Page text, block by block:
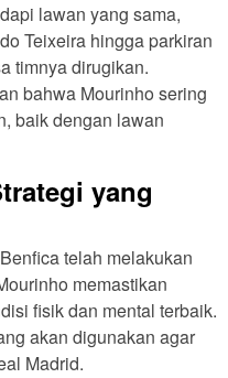
lawan yang sama,
Teixeira hingga parkiran
timnya dirugikan.
bahwa Mourinho sering
baik dengan lawan
yang
telah melakukan
memastikan
fisik dan mental terbaik.
akan digunakan agar
Madrid.